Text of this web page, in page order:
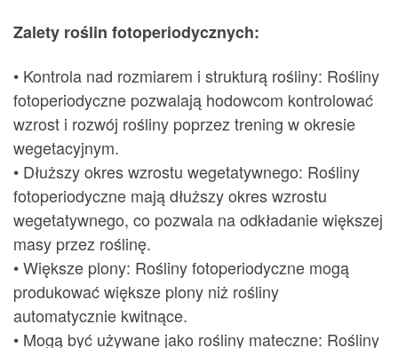
Zalety roślin fotoperiodycznych:
• Kontrola nad rozmiarem i strukturą rośliny: Rośliny
fotoperiodyczne pozwalają hodowcom kontrolować
wzrost i rozwój rośliny poprzez trening w okresie
wegetacyjnym.
• Dłuższy okres wzrostu wegetatywnego: Rośliny
fotoperiodyczne mają dłuższy okres wzrostu
wegetatywnego, co pozwala na odkładanie większej
masy przez roślinę.
• Większe plony: Rośliny fotoperiodyczne mogą
produkować większe plony niż rośliny
automatycznie kwitnące.
• Mogą być używane jako rośliny mateczne: Rośliny